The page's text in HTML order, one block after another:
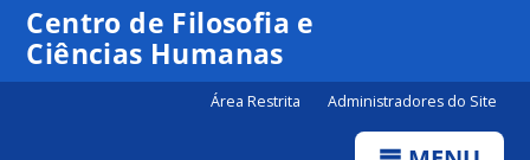
Centro de Filosofia e
Ciências Humanas
Área Restrita Administradores do Site